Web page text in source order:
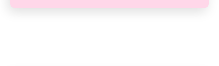
au bénéficiaire.